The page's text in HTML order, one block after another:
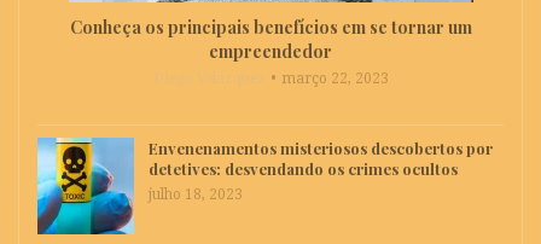
Conheça os principais benefícios em se tornar um
empreendedor
março 22, 2023
Envenenamentos misteriosos descobertos por
detetives: desvendando os crimes ocultos
julho 18, 2023